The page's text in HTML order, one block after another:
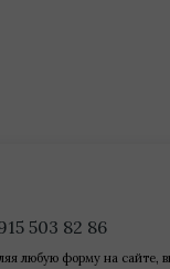
503 82 86
любую форму на сайте,